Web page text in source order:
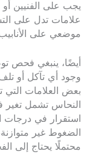
يجب على الفنيين
علامات تدل على
موضعي على
أيضًا، ينبغي فحص
وجود أي تآكل أو
بعض العلامات
النحاس تشمل
استقرار في درجات
الضغوط غير
محتملًا يحتاج إلى